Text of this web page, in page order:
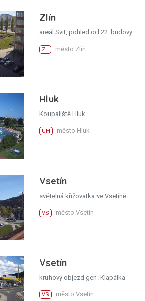
Zlín
areál Svit, pohled od 22. budovy
ZL město Zlín
Hluk
Koupaliště Hluk
UH město Hluk
Vsetín
světelná křižovatka ve Vsetíně
VS město Vsetín
Vsetín
kruhový objezd gen. Klapálka
VS město Vsetín